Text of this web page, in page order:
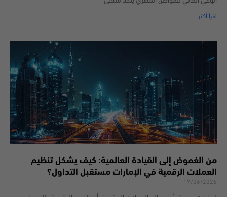
اقرأ أكثر
من الغموض إلى القيادة العالمية: كيف يشكل تنظيم
العملات الرقمية في الإمارات مستقبل التداول؟
17/06/2026